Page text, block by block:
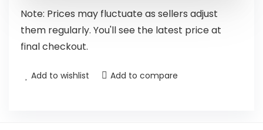
Note: Prices may fluctuate as sellers adjust
them regularly. You'll see the latest price at
final checkout.
Add to wishlist Add to compare